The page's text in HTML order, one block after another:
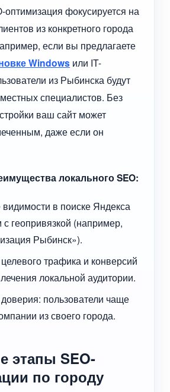
оптимизация фокусируется на
из конкретного города
если вы предлагаете
Windows или IT-
из Рыбинска будут
специалистов. Без
ваш сайт может
даже если он
локального SEO:
в поиске Яндекса
с геопривязкой (например,
Рыбинск»).
трафика и конверсий
локальной аудитории.
пользователи чаще
из своего города.
этапы SEO-
по городу